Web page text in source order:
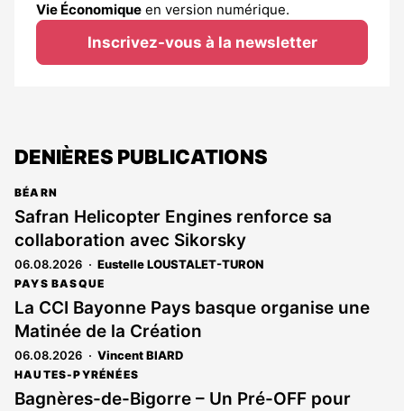
Vie Économique en version numérique.
Inscrivez-vous à la newsletter
DENIÈRES PUBLICATIONS
BÉARN
Safran Helicopter Engines renforce sa
collaboration avec Sikorsky
06.08.2026 Eustelle LOUSTALET-TURON
PAYS BASQUE
La CCI Bayonne Pays basque organise une
Matinée de la Création
06.08.2026 Vincent BIARD
HAUTES-PYRÉNÉES
Bagnères-de-Bigorre – Un Pré-OFF pour